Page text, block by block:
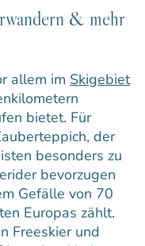
& mehr
allem im Skigebiet
bietet. Für
der
besonders zu
bevorzugen
Gefälle von 70
Europas zählt.
Freeskier und